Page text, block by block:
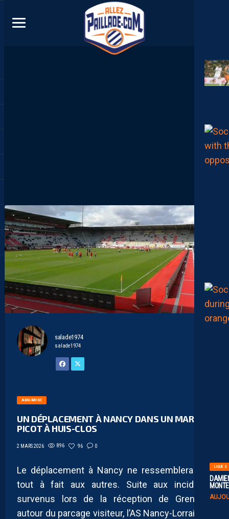
LIGUE 2
salade1974
salade1974
ASNL-MHSC
UN DÉPLACEMENT À NANCY DANS UN MARCEL
PICOT À HUIS-CLOS
2 MARS 2026 896 96 0
Le déplacement à Nancy ne ressemblera pas
tout à fait aux autres. Suite aux incidents
survenus lors de la réception de Grenoble
autour du parcage visiteur, l’AS Nancy-Lorraine a